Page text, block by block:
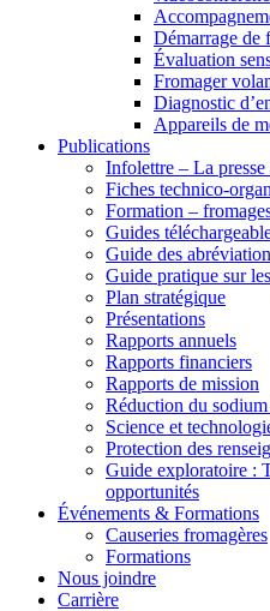
Démarrage de
Évaluation
Fromager
Diagnostic
Appareils de
Publications
Infolettre – La presse
Fiches technico-
Formation –
Guides
Guide des
Guide pratique sur
Plan stratégique
Présentations
Rapports annuels
Rapports financiers
Rapports de mission
Réduction du
Science et
Protection des
Guide exploratoire :
opportunités
Événements & Formations
Causeries fromagères
Formations
Nous joindre
Carrière